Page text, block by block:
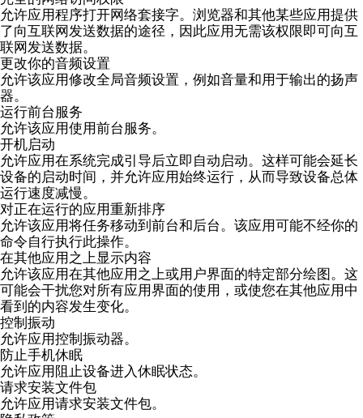
允许应用程序打开网络套接字。浏览器和其他某些应用提供
了向互联网发送数据的途径，因此应用无需该权限即可向互
联网发送数据。
更改你的音频设置
允许该应用修改全局音频设置，例如音量和用于输出的扬声
器。
运行前台服务
允许该应用使用前台服务。
开机启动
允许应用在系统完成引导后立即自动启动。这样可能会延长
设备的启动时间，并允许应用始终运行，从而导致设备总体
运行速度减慢。
对正在运行的应用重新排序
允许该应用将任务移动到前台和后台。该应用可能不经你的
命令自行执行此操作。
在其他应用之上显示内容
允许该应用在其他应用之上或用户界面的特定部分绘图。这
可能会干扰您对所有应用界面的使用，或使您在其他应用中
看到的内容发生变化。
控制振动
允许应用控制振动器。
防止手机休眠
允许应用阻止设备进入休眠状态。
请求安装文件包
允许应用请求安装文件包。